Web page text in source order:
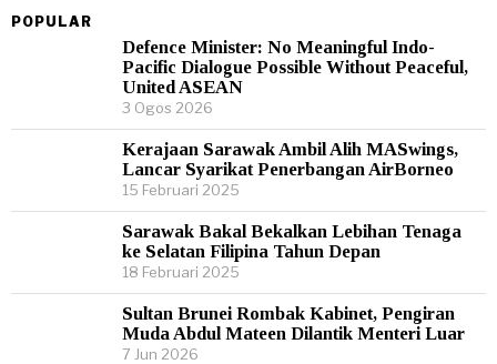
POPULAR
Defence Minister: No Meaningful Indo-
Pacific Dialogue Possible Without Peaceful,
United ASEAN
3 Ogos 2026
Kerajaan Sarawak Ambil Alih MASwings,
Lancar Syarikat Penerbangan AirBorneo
15 Februari 2025
Sarawak Bakal Bekalkan Lebihan Tenaga
ke Selatan Filipina Tahun Depan
18 Februari 2025
Sultan Brunei Rombak Kabinet, Pengiran
Muda Abdul Mateen Dilantik Menteri Luar
7 Jun 2026